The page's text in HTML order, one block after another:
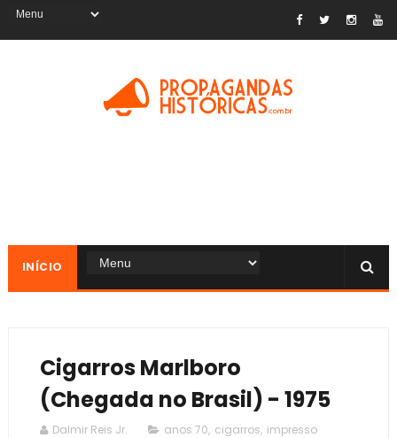
INÍCIO
Cigarros Marlboro
(Chegada no Brasil) - 1975
Dalmir Reis Jr. anos 70, cigarros, impresso